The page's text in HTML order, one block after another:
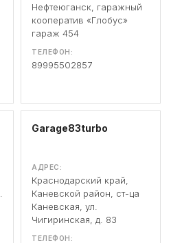
Нефтеюганск, гаражный
кооператив «Глобус»
гараж 454
ТЕЛЕФОН:
89995502857
Garage83turbo
АДРЕС:
Краснодарский край,
Каневской район, ст-ца
Каневская, ул.
Чигиринская, д. 83
ТЕЛЕФОН: